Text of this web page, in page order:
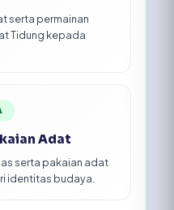
serta permainan
Tidung kepada
Adat
serta pakaian adat
identitas budaya.